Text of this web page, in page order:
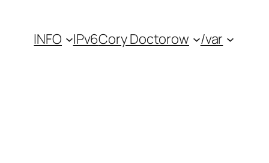
INFO IPv6Cory Doctorow /var